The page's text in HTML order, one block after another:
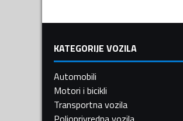
KATEGORIJE VOZILA
Automobili
Motori i bicikli
Transportna vozila